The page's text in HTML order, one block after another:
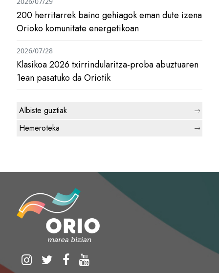
200 herritarrek baino gehiagok eman dute izena
Orioko komunitate energetikoan
Klasikoa 2026 txirrindularitza-proba abuztuaren
1ean pasatuko da Oriotik
2026/07/28
Albiste guztiak
Hemeroteka